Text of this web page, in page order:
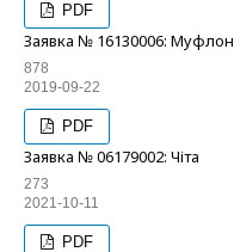
PDF
Заявка № 16130006: Муфлон
878
2019-09-22
PDF
Заявка № 06179002: Чіта
273
2021-10-11
PDF